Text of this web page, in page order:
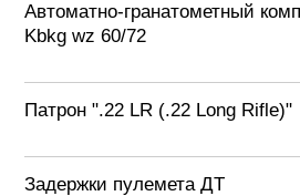
Автоматно-гранатометный
Kbkg wz 60/72
Патрон ".22 LR (.22 Long Rifle)"
Задержки пулемета ДТ